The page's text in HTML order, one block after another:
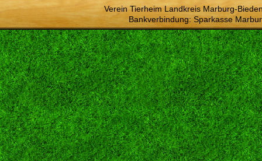
Verein Tierheim Landkreis Marburg-
Bankverbindung: Sparkasse